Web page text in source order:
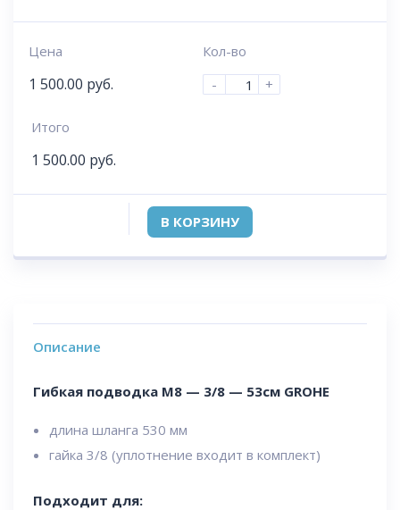
Цена
1 500.00 руб.
Кол-во
-
+
Итого
1 500.00 руб.
В КОРЗИНУ
Описание
Гибкая подводка M8 — 3/8 — 53см GROHE
длина шланга 530 мм
гайка 3/8 (уплотнение входит в комплект)
Подходит для: